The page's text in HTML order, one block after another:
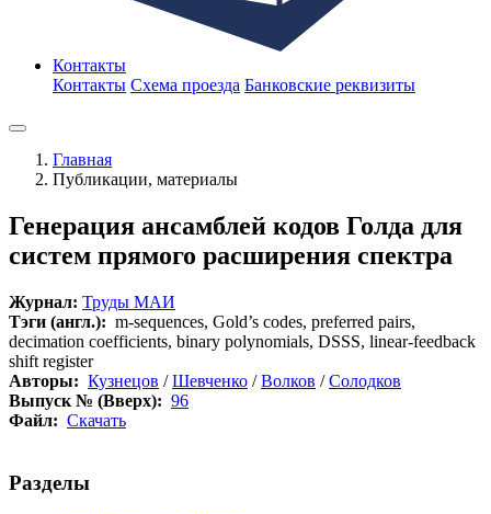
Контакты
Контакты Схема проезда Банковские реквизиты
Главная
Публикации, материалы
Генерация ансамблей кодов Голда для
систем прямого расширения спектра
Журнал: Труды МАИ
Тэги (англ.): m-sequences, Gold’s codes, preferred pairs,
decimation coefficients, binary polynomials, DSSS, linear-feedback
shift register
Авторы: Кузнецов /Шевченко /Волков /Солодков
Выпуск № (Вверх): 96
Файл: Скачать
Разделы